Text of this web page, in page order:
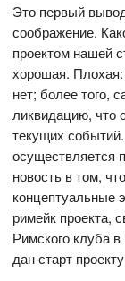
Это первый
соображение.
проектом нашей
хорошая. Плохая:
нет; более того,
ликвидацию, что
текущих
осуществляется
новость в том,
концептуальные
римейк проекта,
Римского клуба
дан старт